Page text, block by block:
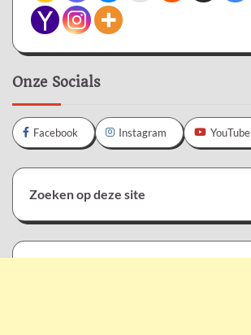
Onze Socials
Facebook Instagram YouTube
Zoeken op deze site